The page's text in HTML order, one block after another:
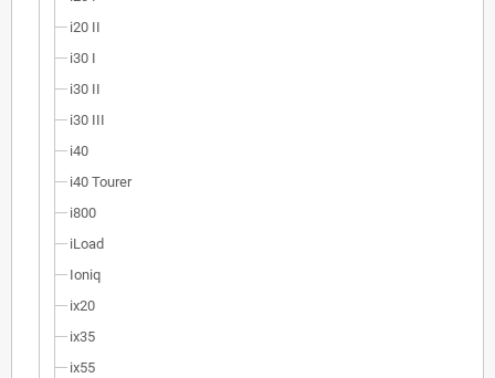
i20 II
i30 I
i30 II
i30 III
i40
i40 Tourer
i800
iLoad
Ioniq
ix20
ix35
ix55